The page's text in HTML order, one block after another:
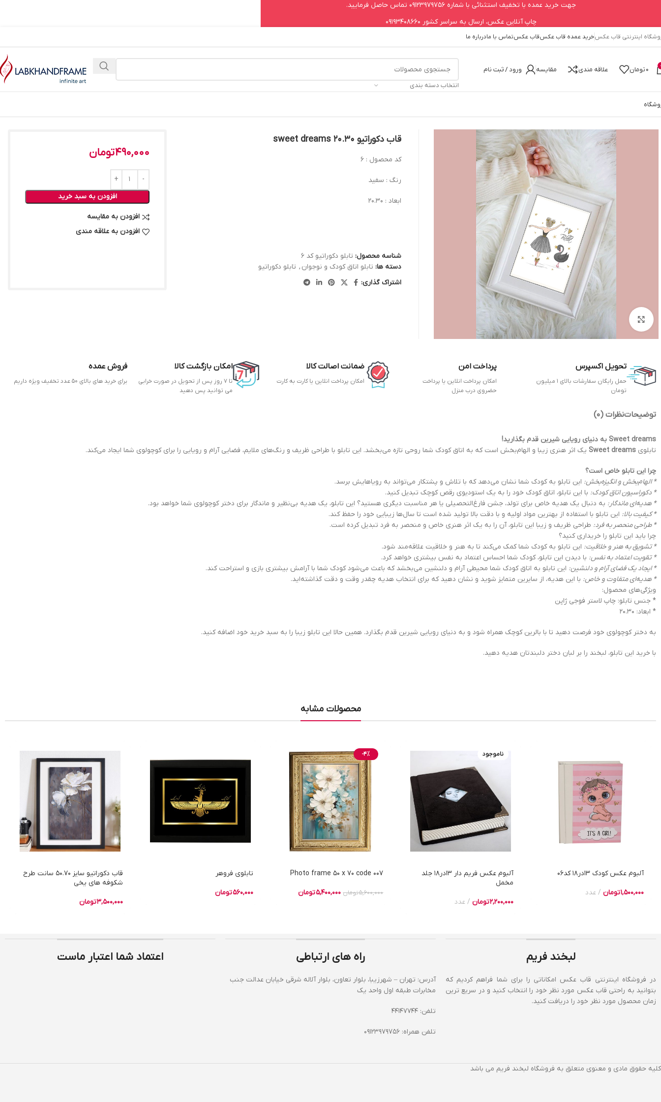
اینترنتی قاب عکسخرید عمده قاب عکسقاب عکستماس با مادرباره ما
0تومان علاقه مندی مقایسه
ورود / ثبت نام
انتخاب دسته بندی
بزرگنمایی تصویر
قاب دکوراتیو 20.30 sweet dreams
کد محصول : 6
رنگ : سفید
ابعاد : 20.30
شناسه محصول: تابلو دکوراتیو کد 6
دسته ها: تابلو اتاق کودک و نوجوان , تابلو دکوراتیو
اشتراک گذاری:
490,000تومان
افزودن به سبد خرید
افزودن به مقایسه
افزودن به علاقه مندی
تحویل اکسپرس
حمل رایگان سفارشات بالای 1 میلیون
تومان
پرداخت امن
امکان پرداخت انلاین یا پرداخت
حضروی درب منزل
ضمانت اصالت کالا
امکان پرداخت انلاین یا کارت به کارت
امکان بازگشت کالا
تا 7 روز پس از تحویل در صورت خرابی
می توانید پس دهید
فروش عمده
برای خرید های بالای 50 عدد تخفیف ویژه داریم
توضیحاتنظرات (0)
Sweet dreams به دنیای رویایی شیرین قدم بگذارید!
تابلوی Sweet dreams یک اثر هنری زیبا و الهام‌بخش است که به اتاق کودک شما روحی تازه می‌بخشد. این تابلو با طراحی ظریف و رنگ‌های ملایم، فضایی آرام و رویایی را برای کوچولوی شما ایجاد می‌کند.
چرا این تابلو خاص است؟
* الهام‌بخش و انگیزه‌بخش: این تابلو به کودک شما نشان می‌دهد که با تلاش و پشتکار می‌تواند به رویاهایش برسد.
* دکوراسیون اتاق کودک: با این تابلو، اتاق کودک خود را به یک استودیوی رقص کوچک تبدیل کنید.
* هدیه‌ای ماندگار: به دنبال یک هدیه خاص برای تولد، جشن فارغ‌التحصیلی یا هر مناسبت دیگری هستید؟ این تابلو، یک هدیه بی‌نظیر و ماندگار برای دختر کوچولوی شما خواهد بود.
* کیفیت بالا: این تابلو با استفاده از بهترین مواد اولیه و با دقت بالا تولید شده است تا سال‌ها زیبایی خود را حفظ کند.
* طراحی منحصر به فرد: طراحی ظریف و زیبا این تابلو، آن را به یک اثر هنری خاص و منحصر به فرد تبدیل کرده است.
چرا باید این تابلو را خریداری کنید؟
* تشویق به هنر و خلاقیت: این تابلو به کودک شما کمک می‌کند تا به هنر و خلاقیت علاقه‌مند شود.
* تقویت اعتماد به نفس: با دیدن این تابلو، کودک شما احساس اعتماد به نفس بیشتری خواهد کرد.
* ایجاد یک فضای آرام و دلنشین: این تابلو به اتاق کودک شما محیطی آرام و دلنشین می‌بخشد که باعث می‌شود کودک شما با آرامش بیشتری بازی و استراحت کند.
* هدیه‌ای متفاوت و خاص: با این هدیه، از سایرین متمایز شوید و نشان دهید که برای انتخاب هدیه چقدر وقت و دقت گذاشته‌اید.
ویژگی‌های محصول:
* جنس تابلو: چاپ لاستر فوجی ژاپن
* ابعاد: 20.30
به دختر کوچولوی خود فرصت دهید تا با بالرین کوچک همراه شود و به دنیای رویایی شیرین قدم بگذارد. همین حالا این تابلو زیبا را به سبد خرید خود اضافه کنید.
با خرید این تابلو، لبخند را بر لبان دختر دلبندتان هدیه دهید.
محصولات مشابه
آلبوم عکس کودک 13در18 کد06
1,500,000تومان عدد
ناموجود
آلبوم عکس فریم دار 13در18 جلد
مخمل
2,200,000تومان عدد
-4%
Photo frame 50 x 70 code 007
5,600,000تومان 5,400,000تومان
تابلوی فروهر
560,000تومان
قاب دکوراتیو سایز 50.70 سانت طرح
شکوفه های یخی
3,500,000تومان
لبخند فریم
در فروشگاه اینترنتی قاب عکس امکاناتی را برای شما فراهم کردیم که
بتوانید به راحتی قاب عکس مورد نظر خود را انتخاب کنید و در سریع ترین
زمان محصول مورد نظر خود را دریافت کنید.
راه های ارتباطی
آدرس: تهران – شهرزیبا، بلوار تعاون، بلوار آلاله شرقی خیابان عدالت جنب
مخابرات طبقه اول واحد یک
تلفن: 44147744
تلفن همراه: 09123979756
اعتماد شما اعتبار ماست
کلیه حقوق مادی و معنوی متعلق به فروشگاه لبخند فریم می باشد
جهت خرید عمده با تخفیف استثنائی با شماره 09123979756 تماس حاصل فرمایید.
چاپ آنلاین عکس، ارسال به سراسر کشور 09193408660